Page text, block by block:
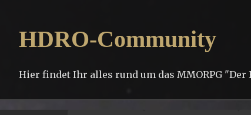
HDRO-Community
Hier findet Ihr alles rund um das MMORPG